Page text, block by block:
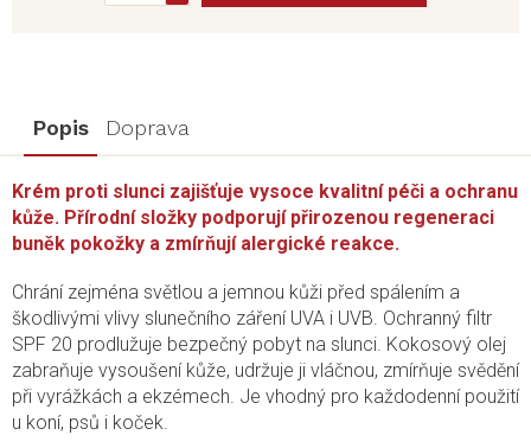
Popis Doprava
Krém proti slunci zajišťuje vysoce kvalitní péči a ochranu
kůže. Přírodní složky podporují přirozenou regeneraci
buněk pokožky a zmírňují alergické reakce.
Chrání zejména světlou a jemnou kůži před spálením a
škodlivými vlivy slunečního záření UVA i UVB. Ochranný filtr
SPF 20 prodlužuje bezpečný pobyt na slunci. Kokosový olej
zabraňuje vysoušení kůže, udržuje ji vláčnou, zmírňuje svědění
při vyrážkách a ekzémech. Je vhodný pro každodenní použití
u koní, psů i koček.